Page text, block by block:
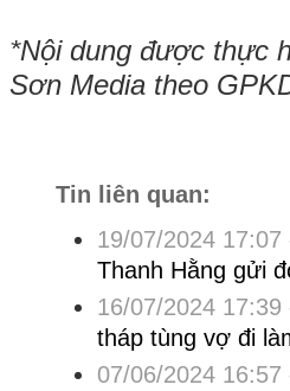
*Nội dung được thực
Sơn Media theo
Tin liên quan:
19/07/2024 17:07
Thanh Hằng gửi
16/07/2024 17:39
tháp tùng vợ đi
07/06/2024 16:57